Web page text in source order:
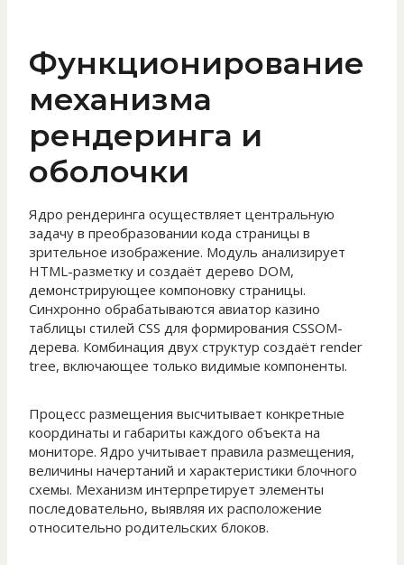
Функционирование
механизма
рендеринга и
оболочки
Ядро рендеринга осуществляет центральную
задачу в преобразовании кода страницы в
зрительное изображение. Модуль анализирует
HTML-разметку и создаёт дерево DOM,
демонстрирующее компоновку страницы.
Синхронно обрабатываются авиатор казино
таблицы стилей CSS для формирования CSSOM-
дерева. Комбинация двух структур создаёт render
tree, включающее только видимые компоненты.
Процесс размещения высчитывает конкретные
координаты и габариты каждого объекта на
мониторе. Ядро учитывает правила размещения,
величины начертаний и характеристики блочного
схемы. Механизм интерпретирует элементы
последовательно, выявляя их расположение
относительно родительских блоков.